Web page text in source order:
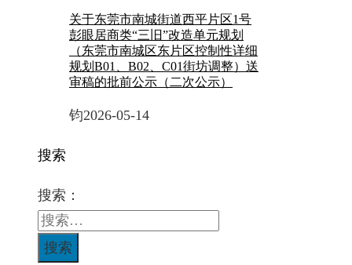
关于东莞市南城街道西平片区1号
彭眼居商类“三旧”改造单元规划
（东莞市南城区东片区控制性详细
规划B01、B02、C01街坊调整）送
审稿的批前公示（二次公示）
钧2026-05-14
搜索
搜索：